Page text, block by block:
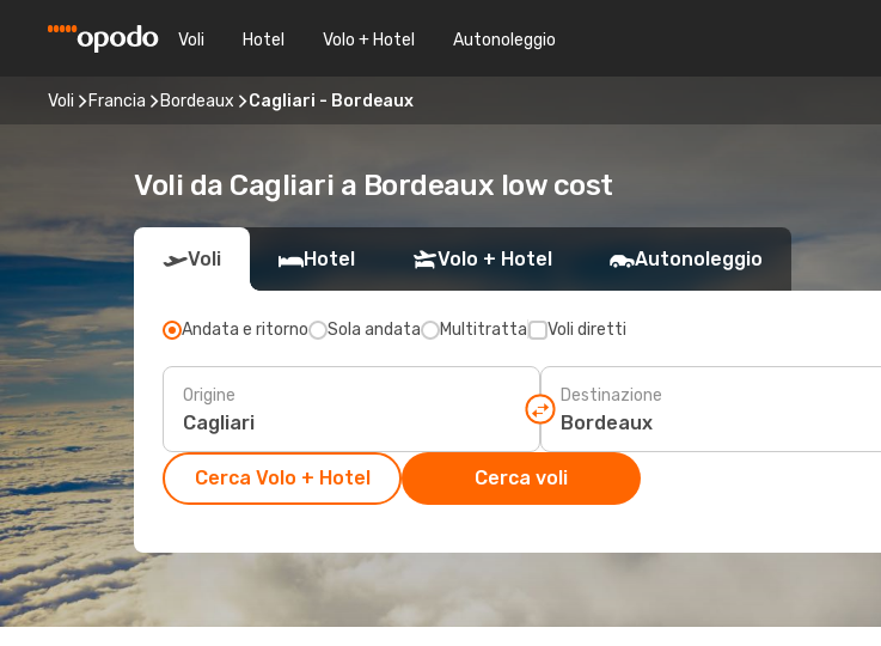
Voli Hotel Volo + Hotel Autonoleggio
Voli Francia Bordeaux Cagliari - Bordeaux
Voli da Cagliari a Bordeaux low cost
Voli Hotel Volo + Hotel Autonoleggio
Andata e ritorno Sola andata Multitratta Voli diretti
Origine Destinazione
Cerca Volo + Hotel Cerca voli